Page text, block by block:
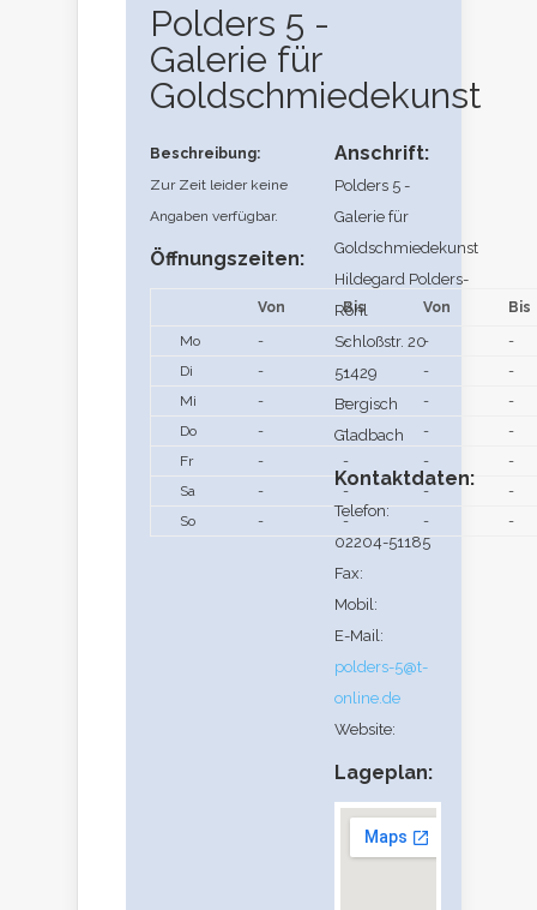
Polders 5 -
Galerie für
Goldschmiedekunst
Beschreibung:
Zur Zeit leider keine
Angaben verfügbar.
Öffnungszeiten:
Von Bis Von
Bis
Mo
- - -
-
Di
- - -
-
Mi
- - -
-
Do
- - -
-
Fr
- - -
-
Sa
- - -
-
So
- - - -
Anschrift:
Polders 5 -
Galerie für
Goldschmiedekunst
Hildegard Polders-
Röhl
Schloßstr. 20
51429
Bergisch
Gladbach
Kontaktdaten:
Telefon:
02204-51185
Fax:
Mobil:
E-Mail:
polders-5@t-
online.de
Website:
Lageplan: